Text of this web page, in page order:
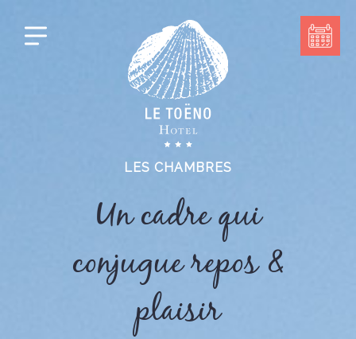
LES CHAMBRES
Un cadre qui
conjugue repos &
plaisir